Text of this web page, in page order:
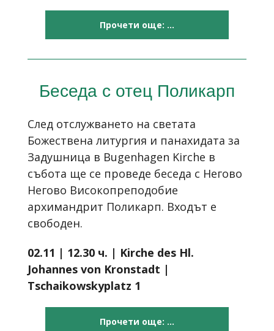
Прочети още: ...
Беседа с отец Поликарп
След отслужването на светата
Божествена литургия и панахидата за
Задушница в Bugenhagen Kirche в
събота ще се проведе беседа с Негово
Негово Високопреподобие
архимандрит Поликарп. Входът е
свободен.
02.11 | 12.30 ч. | Kirche des Hl.
Johannes von Kronstadt |
Tschaikowskyplatz 1
Прочети още: ...